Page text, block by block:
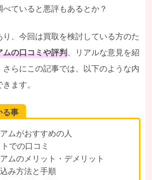
ていると悪評もあるとか？
、今回は買取を検討している方のた
ムの口コミや評判、リアルな意見を紹
らにこの記事では、以下のような内
ます。
る事
ムがおすすめの人
での口コミ
ムのメリット・デメリット
み方法と手順